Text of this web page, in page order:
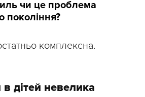
чи це проблема
покоління?
комплексна.
дітей невелика